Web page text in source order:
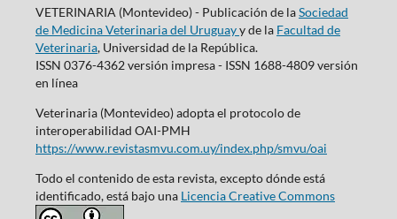
VETERINARIA (Montevideo) - Publicación de laSociedad
de Medicina Veterinaria del Uruguayy de la Facultad de
Veterinaria, Universidad de la República.
ISSN 0376-4362 versión impresa - ISSN 1688-4809 versión
en línea
Veterinaria (Montevideo) adopta el protocolo de
interoperabilidad OAI-PMH
https://www.revistasmvu.com.uy/index.php/smvu/oai
Todo el contenido de esta revista, excepto dónde está
identificado, está bajo una Licencia Creative Commons